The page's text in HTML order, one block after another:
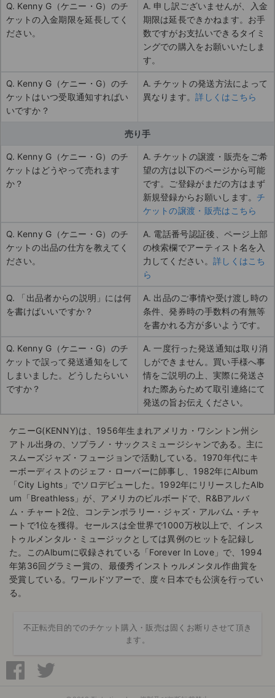
Q. Kenny G（ケニー・G）のチ
ケットの入金期限を延長してく
ださい。
A. 申し訳ございませんが、入金
期限は延長できかねます。お手
数ですがお支払いできるタイミ
ングでの購入をお願いいたしま
す。
Q. Kenny G（ケニー・G）のチ
ケットはいつ受取通知すればい
いですか？
A. チケットの発送方法によって
異なります。詳しくはこちら
売り手
Q. Kenny G（ケニー・G）のチ
ケットはどうやって売れます
か？
A. チケットの譲渡・販売をご希
望の方は以下のページから可能
です。ご登録がまだの方はまず
新規登録からお願いします。 チ
ケットの譲渡・販売はこちら
Q. Kenny G（ケニー・G）のチ
ケットの出品の仕方を教えてく
ださい。
A. 電話番号認証後、ページ上部
の検索欄でアーティスト名を入
力してください。 詳しくはこち
ら
Q. 「出品者からの説明」には何
を書けばいいですか？
A. 出品のご事情や受け渡し時の
条件、発券時の手数料の有無等
を書かれる方が多いようです。
Q. Kenny G（ケニー・G）のチ
ケットで誤って発送通知をして
しまいました。どうしたらいい
ですか？
A. 一度行った発送通知は取り消
しができません。買い手様へ事
情をご説明の上、実際に発送さ
れた際あらためて取引連絡にて
発送の旨お伝えください。
ケニーG(KENNY)は、1956年生まれアメリカ・ワシントン州シ
アトル出身の、ソプラノ・サックスミュージシャンである。主に
スムーズジャズ・フュージョンで活動している。1970年代にキ
ーボーディストのジェフ・ローバーに師事し、1982年にAlbum
「City Lights」でソロデビューした。1992年にリリースしたAlb
um「Breathless」が、アメリカのビルボードで、R&Bアルバ
ム・チャート2位、コンテンポラリー・ジャズ・アルバム・チャ
ートで1位を獲得。セールスは全世界で1000万枚以上で、インス
トゥルメンタル・ミュージックとしては異例のヒットを記録し
た。このAlbumに収録されている「Forever In Love」で、1994
年第36回グラミー賞の、最優秀インストゥルメンタル作曲賞を
受賞している。ワールドツアーで、度々日本でも公演を行ってい
る。
不正転売目的でのチケット購入・販売は固くお断りさせて頂き
ます。